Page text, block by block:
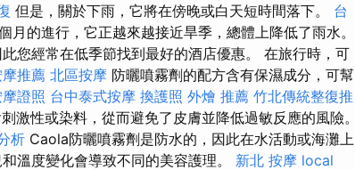
但是，關於下雨，它將在傍晚或白天短時間落下。 台
月的進行，它正越來越接近旱季，總體上降低了雨水。
您經常在低季節找到最好的酒店優惠。 在旅行時，可
推薦 北區按摩 防曬噴霧劑的配方含有保濕成分，可幫
證照 台中泰式按摩 換護照 外燴 推薦 竹北傳統整復推
激性或染料，從而避免了皮膚並降低過敏反應的風險。
析 Caola防曬噴霧劑是防水的，因此在水活動或海灘上
溫度變化會導致不同的美容護理。 新北 按摩 local